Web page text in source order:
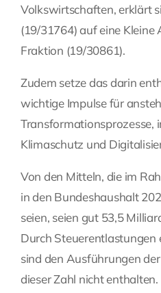
Volkswirtschaften, erklärt
(19/31764) auf eine Kleine
Fraktion (19/30861).
Zudem setze das darin
wichtige Impulse für
Transformationsprozesse,
Klimaschutz und
Von den Mitteln, die im
in den Bundeshaushalt
seien, seien gut 53,5
Durch Steuerentlastungen
sind den Ausführungen
dieser Zahl nicht enthalten.